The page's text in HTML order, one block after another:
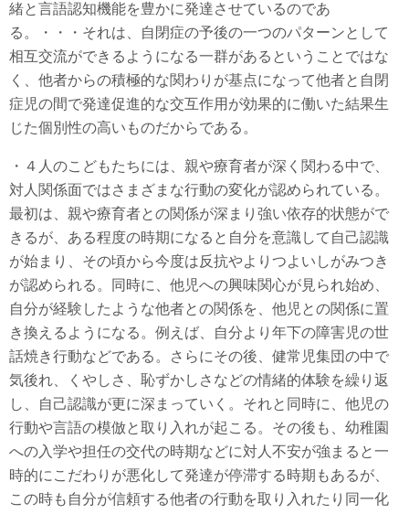
緒と言語認知機能を豊かに発達させているのであ
る。・・・それは、自閉症の予後の一つのパターンとして
相互交流ができるようになる一群があるということではな
く、他者からの積極的な関わりが基点になって他者と自閉
症児の間で発達促進的な交互作用が効果的に働いた結果生
じた個別性の高いものだからである。
・４人のこどもたちには、親や療育者が深く関わる中で、
対人関係面ではさまざまな行動の変化が認められている。
最初は、親や療育者との関係が深まり強い依存的状態がで
きるが、ある程度の時期になると自分を意識して自己認識
が始まり、その頃から今度は反抗やよりつよいしがみつき
が認められる。同時に、他児への興味関心が見られ始め、
自分が経験したような他者との関係を、他児との関係に置
き換えるようになる。例えば、自分より年下の障害児の世
話焼き行動などである。さらにその後、健常児集団の中で
気後れ、くやしさ、恥ずかしさなどの情緒的体験を繰り返
し、自己認識が更に深まっていく。それと同時に、他児の
行動や言語の模倣と取り入れが起こる。その後も、幼稚園
への入学や担任の交代の時期などに対人不安が強まると一
時的にこだわりが悪化して発達が停滞する時期もあるが、
この時も自分が信頼する他者の行動を取り入れたり同一化